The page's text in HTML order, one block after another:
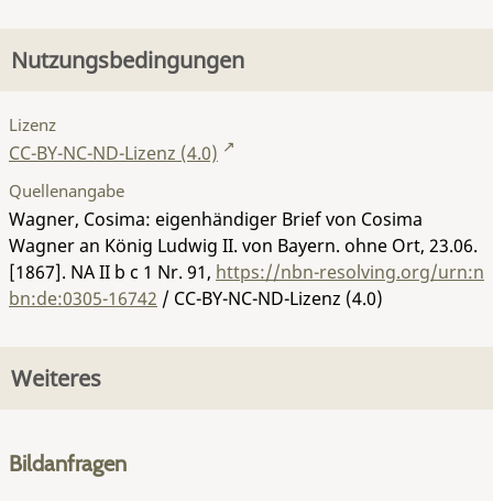
Nutzungsbedingungen
Lizenz
CC-BY-NC-ND-Lizenz (4.0)
Quellenangabe
Wagner, Cosima: eigenhändiger Brief von Cosima
Wagner an König Ludwig II. von Bayern. ohne Ort, 23.06.
[1867]. NA II b c 1 Nr. 91, https://nbn-resolving.org/urn:n
bn:de:0305-16742 / CC-BY-NC-ND-Lizenz (4.0)
Weiteres
Bildanfragen